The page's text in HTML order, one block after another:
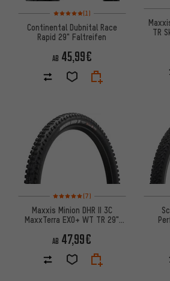
Bewertungen: 5 von 5 basierend auf
(1)
Continental Dubnital Race
Rapid 29" Faltreifen
AB 45,99€
TR
Bewertungen: 5 von 5 basierend auf 7
(7)
Maxxis Minion DHR II 3C
MaxxTerra EXO+ WT TR 29"
AB 47,99€